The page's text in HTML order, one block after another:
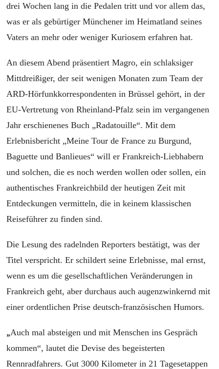
drei Wochen lang in die Pedalen tritt und vor allem das,
was er als gebürtiger Münchener im Heimatland seines
Vaters an mehr oder weniger Kuriosem erfahren hat.
An diesem Abend präsentiert Magro, ein schlaksiger
Mittdreißiger, der seit wenigen Monaten zum Team der
ARD-Hörfunkkorrespondenten in Brüssel gehört, in der
EU-Vertretung von Rheinland-Pfalz sein im vergangenen
Jahr erschienenes Buch „Radatouille“.Mit dem
Erlebnisbericht „Meine Tour de France zu Burgund,
Baguette und Banlieues“ will er Frankreich-Liebhabern
und solchen, die es noch werden wollen oder sollen, ein
authentisches Frankreichbild der heutigen Zeit mit
Entdeckungen vermitteln, die in keinem klassischen
Reiseführer zu finden sind.
Die Lesung des radelnden Reporters bestätigt, was der
Titel verspricht. Er schildert seine Erlebnisse, mal ernst,
wenn es um die gesellschaftlichen Veränderungen in
Frankreich geht, aber durchaus auch augenzwinkernd mit
einer ordentlichen Prise deutsch-französischen Humors.
„Auch mal absteigen und mit Menschen ins Gespräch
kommen“, lautet die Devise des begeisterten
Rennradfahrers. Gut 3000 Kilometer in 21 Tagesetappen